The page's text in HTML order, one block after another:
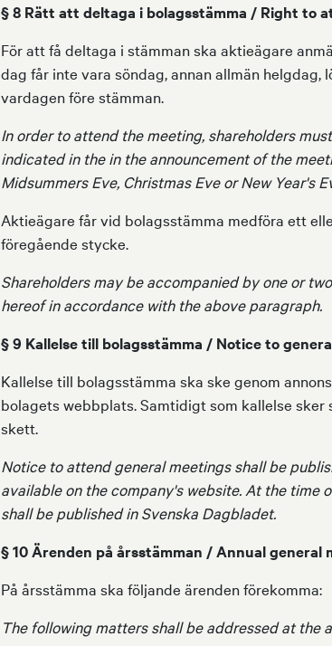
§ 8 Rätt att deltaga i bolagsstämma / Right to
För att få deltaga i stämman ska aktieägare
dag får inte vara söndag, annan allmän
vardagen före stämman.
In order to attend the meeting, shareholders
indicated in the in the announcement of the
Midsummers Eve, Christmas Eve or New Year's
Aktieägare får vid bolagsstämma medföra ett
föregående stycke.
Shareholders may be accompanied by one or
hereof in accordance with the above paragraph.
§ 9 Kallelse till bolagsstämma / Notice to
Kallelse till bolagsstämma ska ske genom
bolagets webbplats. Samtidigt som kallelse
skett.
Notice to attend general meetings shall be
available on the company's website. At the time
shall be published in Svenska Dagbladet.
§ 10 Ärenden på årsstämman / Annual general
På årsstämma ska följande ärenden förekomma:
The following matters shall be addressed at the